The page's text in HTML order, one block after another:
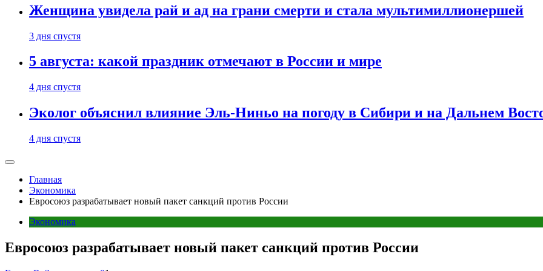
Женщина увидела рай и ад на грани смерти и стала мультимиллионершей
3 дня спустя
5 августа: какой праздник отмечают в России и мире
4 дня спустя
Эколог объяснил влияние Эль-Ниньо на погоду в Сибири и на Дальнем
4 дня спустя
Главная
Экономика
Евросоюз разрабатывает новый пакет санкций против России
Экономика
Евросоюз разрабатывает новый пакет санкций против России